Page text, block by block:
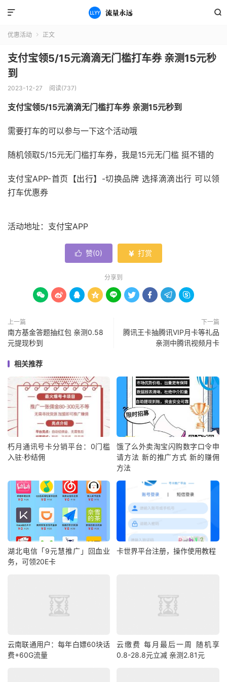


优惠活动  正文
支付宝领5/15元滴滴无门槛打车券 亲测15元秒
到
2023-12-27 阅读(737)
支付宝领5/15元滴滴无门槛打车券 亲测15元秒到
需要打车的可以参与一下这个活动哦
随机领取5/15元无门槛打车券，我是15元无门槛 挺不错的
支付宝APP-首页【出行】-切换品牌 选择滴滴出行 可以领
打车优惠券
活动地址：支付宝APP
 赞(0)  打赏
分享到
        
上一篇
南方基金答题抽红包 亲测0.58
元提现秒到
下一篇
腾讯王卡抽腾讯VIP月卡等礼品
亲测中腾讯视频月卡
相关推荐
朽月通讯号卡分销平台：0门槛
入驻·秒结佣
饿了么外卖淘宝闪购数字口令申
请方法 新的推广方式 新的赚佣
方法
湖北电信「9元慧推广」回血业
务，可领20E卡
卡世界平台注册，操作使用教程
云南联通用户：每年白嫖60块话
费+60G流量
云缴费 每月最后一周 随机享
0.8-28.8元立减 亲测2.81元